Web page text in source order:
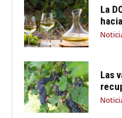
La
Las